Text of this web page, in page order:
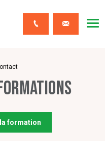
Contact
formation